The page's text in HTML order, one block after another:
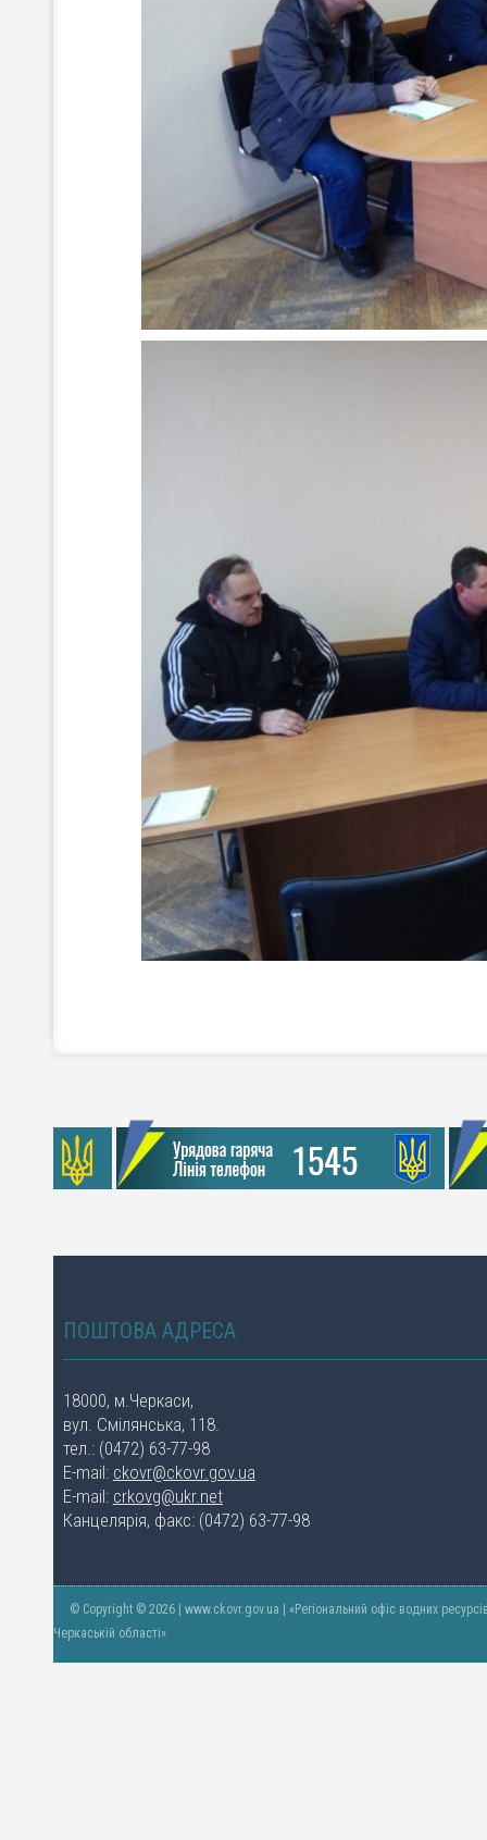
ПОШТОВА АДРЕСА
18000, м.Черкаси,
вул. Смілянська, 118.
тел.: (0472) 63-77-98
E-mail: ckovr@ckovr.gov.ua
E-mail: crkovg@ukr.net
Канцелярія, факс: (0472) 63-77-98
© Copyright © 2026 | www.ckovr.gov.ua | «Регіональний офіс водних
Черкаській області»